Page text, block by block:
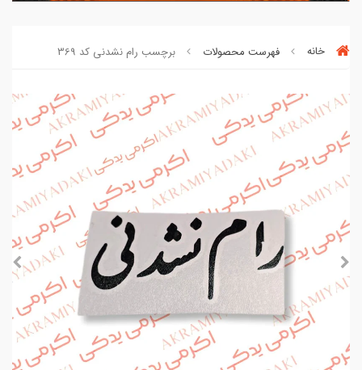
خانه فهرست محصولات برچسب رام نشدنی کد 369